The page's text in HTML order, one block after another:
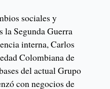
sociales y
la Segunda Guerra
interna, Carlos
Colombiana de
del actual Grupo
con negocios de